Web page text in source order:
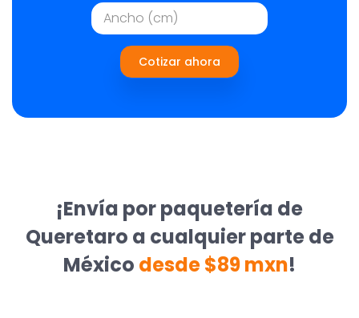
Cotizar ahora
¡Envía por paquetería de
Queretaro a cualquier parte de
México desde $89 mxn!